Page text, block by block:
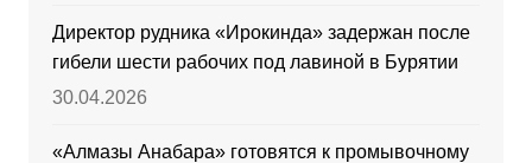
Директор рудника «Ирокинда» задержан после
гибели шести рабочих под лавиной в Бурятии
30.04.2026
«Алмазы Анабара» готовятся к промывочному